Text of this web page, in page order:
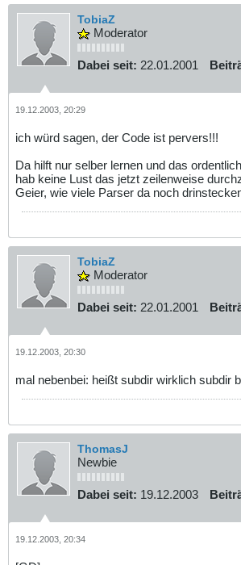
TobiaZ
Moderator
Dabei seit: 22.01.2001
19.12.2003, 20:29
ich würd sagen, der Code ist pervers!!!
Da hilft nur selber lernen und das
hab keine Lust das jetzt zeilenweise
Geier, wie viele Parser da noch
TobiaZ
Moderator
Dabei seit: 22.01.2001
19.12.2003, 20:30
mal nebenbei: heißt subdir wirklich subdir
ThomasJ
Newbie
Dabei seit: 19.12.2003
19.12.2003, 20:34